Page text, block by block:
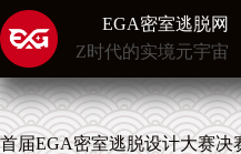
跳
至
内
容
EGA密室逃脱网
Z时代的实境元宇宙
首届EGA密室逃脱设计大赛决